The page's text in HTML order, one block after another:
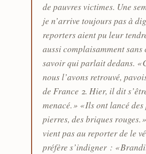
de pauvres victimes. Une
je n’arrive toujours pas à
reporters aient pu leur
aussi complaisamment sans
savoir qui parlait dedans. «
nous l’avons retrouvé,
de France 2. Hier, il dit
menacé. » « Ils ont lancé des
pierres, des briques rouges.
vient pas au reporter de le
préfère s’indigner : «